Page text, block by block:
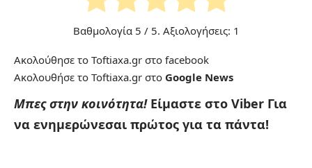
Βαθμολογία 5 / 5. Αξιολογήσεις: 1
Ακολούθησε το Toftiaxa.gr στο facebook
Ακολουθήσε το Toftiaxa.gr στο Google News
Μπες στην κοινότητα! Είμαστε στο Viber Για
να ενημερώνεσαι πρώτος για τα πάντα!